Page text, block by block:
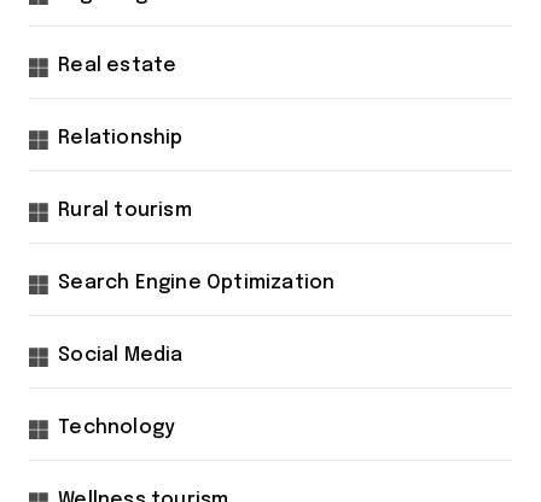
Real estate
Relationship
Rural tourism
Search Engine Optimization
Social Media
Technology